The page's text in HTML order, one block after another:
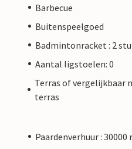
Barbecue
Buitenspeelgoed
Badmintonracket : 2
Aantal ligstoelen: 0
Terras of vergelijkbaar
terras
Paardenverhuur : 30000